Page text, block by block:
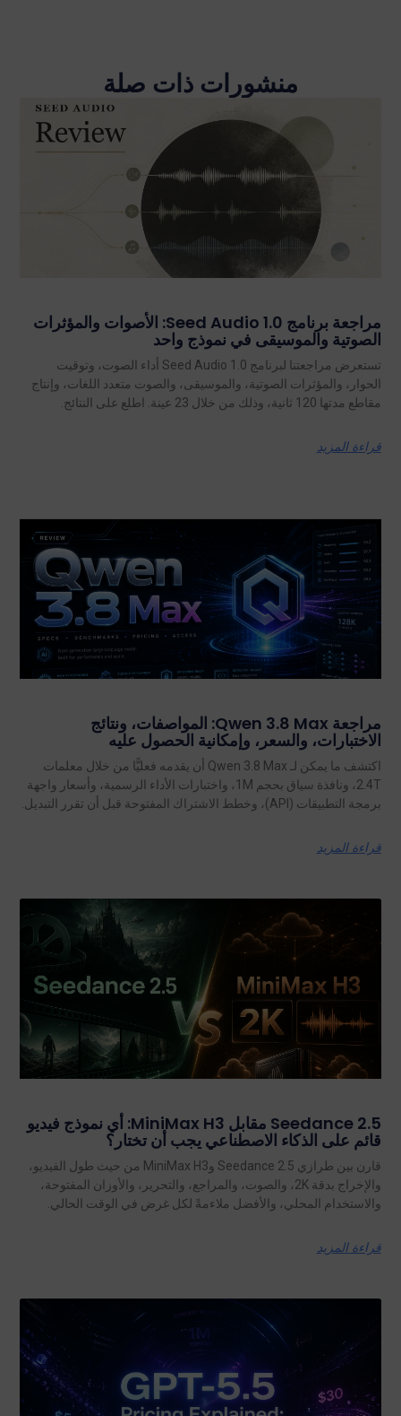
منشورات ذات صلة
مراجعة برنامج Seed Audio 1.0: الأصوات والمؤثرات
الصوتية والموسيقى في نموذج واحد
تستعرض مراجعتنا لبرنامج Seed Audio 1.0 أداء الصوت، وتوقيت
الحوار، والمؤثرات الصوتية، والموسيقى، والصوت متعدد اللغات، وإنتاج
مقاطع مدتها 120 ثانية، وذلك من خلال 23 عينة. اطلع على النتائج.
قراءة المزيد
مراجعة Qwen 3.8 Max: المواصفات، ونتائج
الاختبارات، والسعر، وإمكانية الحصول عليه
اكتشف ما يمكن لـ Qwen 3.8 Max أن يقدمه فعليًّا من خلال معلمات
2.4T، ونافذة سياق بحجم 1M، واختبارات الأداء الرسمية، وأسعار واجهة
برمجة التطبيقات (API)، وخطط الاشتراك المفتوحة قبل أن تقرر التبديل.
قراءة المزيد
Seedance 2.5 مقابل MiniMax H3: أي نموذج فيديو
قائم على الذكاء الاصطناعي يجب أن تختار؟
قارن بين طرازي Seedance 2.5 وMiniMax H3 من حيث طول الفيديو،
والإخراج بدقة 2K، والصوت، والمراجع، والتحرير، والأوزان المفتوحة،
والاستخدام المحلي، والأفضل ملاءمةً لكل غرض في الوقت الحالي.
قراءة المزيد